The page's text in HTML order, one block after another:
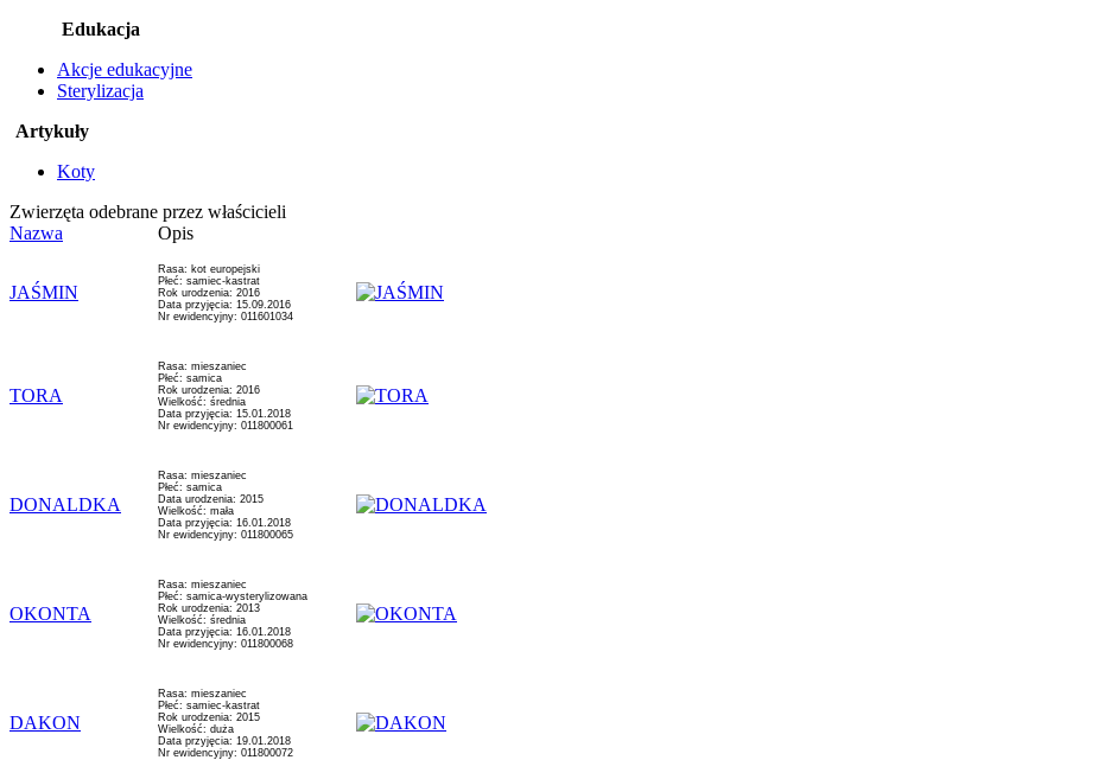
Edukacja
Akcje edukacyjne
Sterylizacja
Artykuły
Koty
Zwierzęta odebrane przez właścicieli
Nazwa
Opis
JAŚMIN
Rasa: kot europejski
Płeć: samiec-kastrat
Rok urodzenia: 2016
Data przyjęcia: 15.09.2016
Nr ewidencyjny: 011601034
TORA
Rasa: mieszaniec
Płeć: samica
Rok urodzenia: 2016
Wielkość: średnia
Data przyjęcia: 15.01.2018
Nr ewidencyjny: 011800061
DONALDKA
Rasa: mieszaniec
Płeć: samica
Data urodzenia: 2015
Wielkość: mała
Data przyjęcia: 16.01.2018
Nr ewidencyjny: 011800065
OKONTA
Rasa: mieszaniec
Płeć: samica-wysterylizowana
Rok urodzenia: 2013
Wielkość: średnia
Data przyjęcia: 16.01.2018
Nr ewidencyjny: 011800068
DAKON
Rasa: mieszaniec
Płeć: samiec-kastrat
Rok urodzenia: 2015
Wielkość: duża
Data przyjęcia: 19.01.2018
Nr ewidencyjny: 011800072